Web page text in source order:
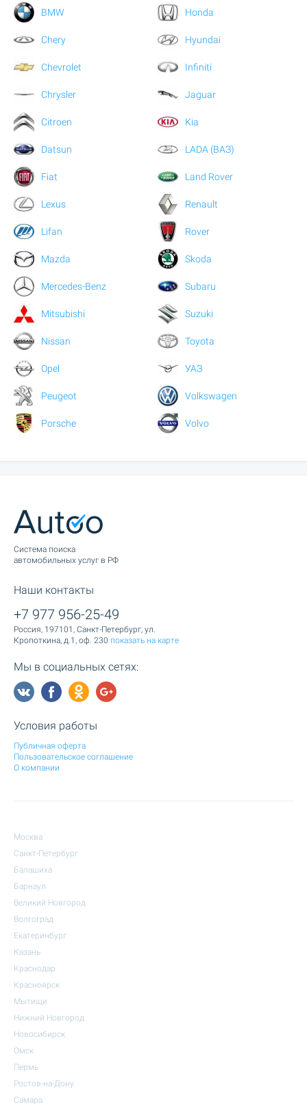
BMW
Chery
Chevrolet
Chrysler
Citroen
Datsun
Fiat
Honda
Hyundai
Infiniti
Jaguar
Kia
LADA (ВАЗ)
Land Rover
Lexus
Lifan
Mazda
Mercedes-Benz
Mitsubishi
Nissan
Opel
Peugeot
Porsche
Renault
Rover
Skoda
Subaru
Suzuki
Toyota
УАЗ
Volkswagen
Volvo
Cистема поиска
автомобильных услуг в РФ
Наши контакты
+7 977 956-25-49
Россия, 197101, Санкт-Петербург, ул.
Кропоткина, д.1, оф. 230 показать на карте
Мы в социальных сетях:
Условия работы
Публичная оферта
Пользовательское соглашение
О компании
Москва
Санкт-Петербург
Балашиха
Барнаул
Великий Новгород
Волгоград
Екатеринбург
Казань
Краснодар
Красноярск
Мытищи
Нижний Новгород
Новосибирск
Омск
Пермь
Ростов-на-Дону
Самара